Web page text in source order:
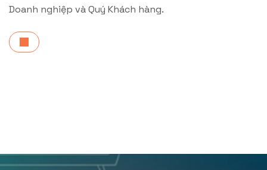
Doanh nghiệp và Quý Khách hàng.